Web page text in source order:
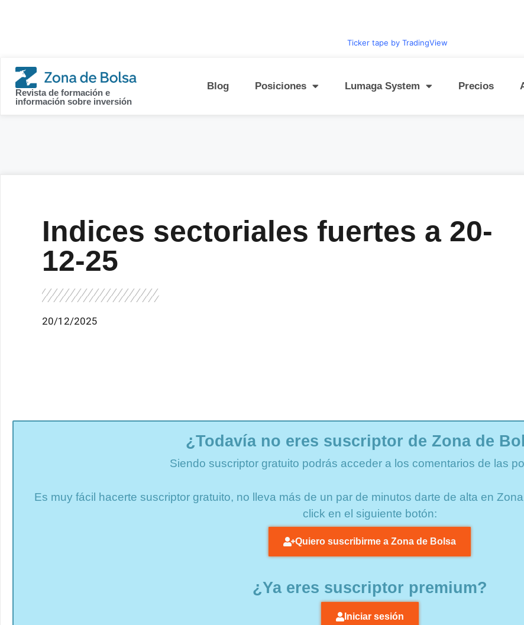
Ticker tape by TradingView
Revista de formación e
información sobre inversión
Blog Posiciones Lumaga System Precios
Indices sectoriales fuertes a 20-
12-25
20/12/2025
¿Todavía no eres suscriptor de Zona de
Siendo suscriptor gratuito podrás acceder a los comentarios de las
Es muy fácil hacerte suscriptor gratuito, no lleva más de un par de minutos darte de alta en
click en el siguiente botón:
Quiero suscribirme a Zona de Bolsa
¿Ya eres suscriptor premium?
Iniciar sesión